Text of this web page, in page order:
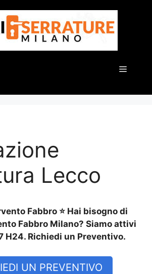
Menu
Lecco
Fabbro ⭐ Hai bisogno di
Fabbro Milano? Siamo attivi
H24. Richiedi un Preventivo.
UN PREVENTIVO